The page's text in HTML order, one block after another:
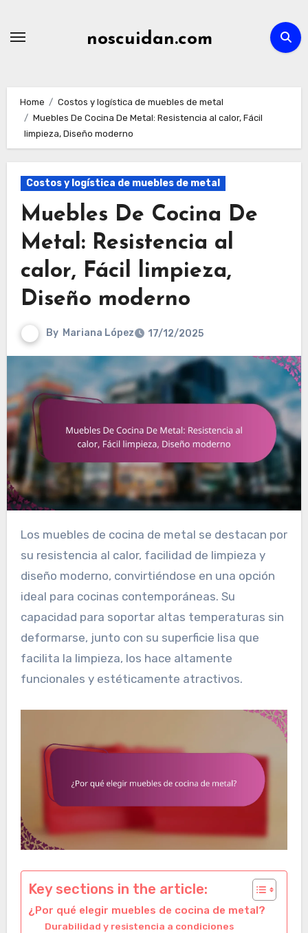
noscuidan.com
Home
Costos y logística de muebles de metal
Muebles De Cocina De Metal: Resistencia al calor, Fácil
limpieza, Diseño moderno
Costos y logística de muebles de metal
Muebles De Cocina De
Metal: Resistencia al
calor, Fácil limpieza,
Diseño moderno
By Mariana López 17/12/2025
Los muebles de cocina de metal se destacan por
su resistencia al calor, facilidad de limpieza y
diseño moderno, convirtiéndose en una opción
ideal para cocinas contemporáneas. Su
capacidad para soportar altas temperaturas sin
deformarse, junto con su superficie lisa que
facilita la limpieza, los hace altamente
funcionales y estéticamente atractivos.
Key sections in the article:
¿Por qué elegir muebles de cocina de metal?
Durabilidad y resistencia a condiciones